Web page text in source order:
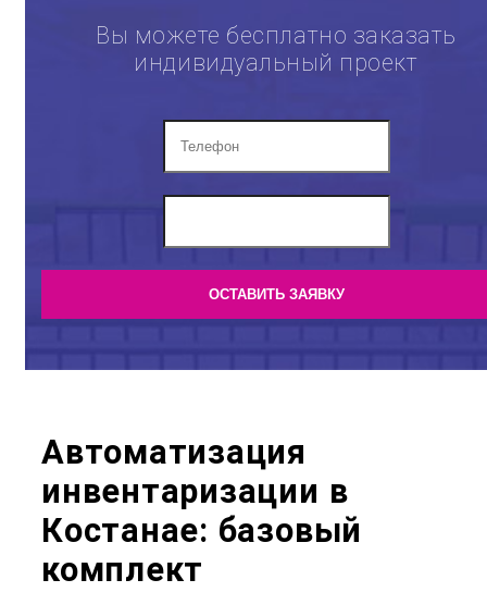
Вы можете бесплатно заказать
индивидуальный проект
Автоматизация
инвентаризации в
Костанае: базовый
комплект